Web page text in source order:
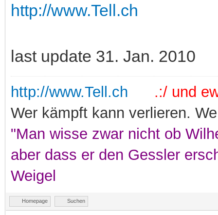
http://www.Tell.ch
last update 31. Jan. 2010
http://www.Tell.ch
.:/ und
Wer kämpft kann verlieren.
"Man wisse zwar nicht ob
aber dass er den Gessler
Weigel
Homepage Suchen